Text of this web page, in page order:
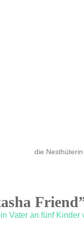
die Nesthüterin
Vater an fünf Kinder